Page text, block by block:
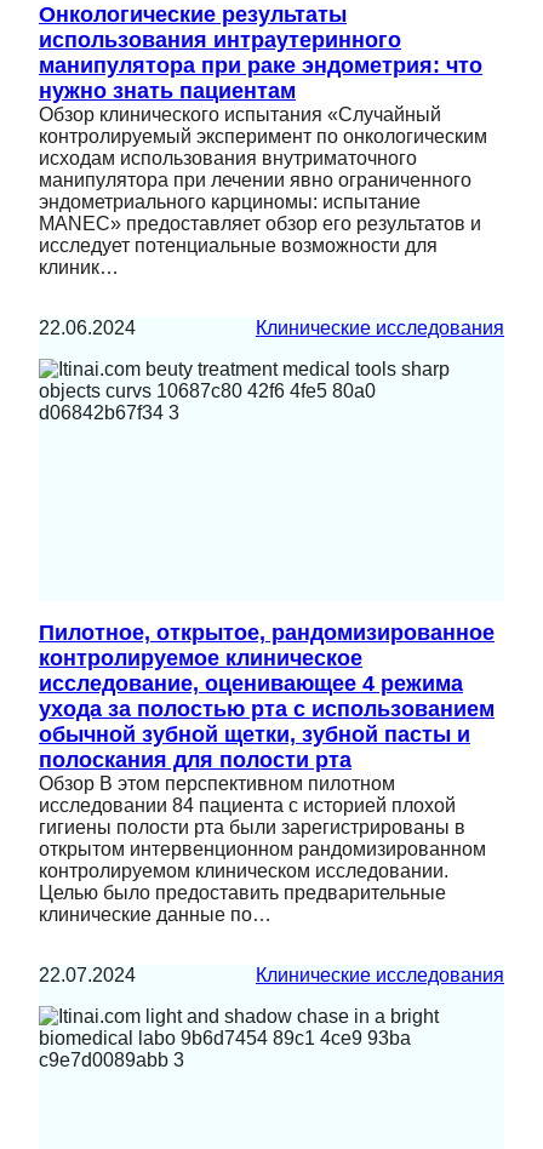
Онкологические результаты
использования интраутеринного
манипулятора при раке эндометрия: что
нужно знать пациентам
Обзор клинического испытания «Случайный
контролируемый эксперимент по онкологическим
исходам использования внутриматочного
манипулятора при лечении явно ограниченного
эндометриального карциномы: испытание
MANEC» предоставляет обзор его результатов и
исследует потенциальные возможности для
клиник…
22.06.2024 Клинические исследования
Пилотное, открытое, рандомизированное
контролируемое клиническое
исследование, оценивающее 4 режима
ухода за полостью рта с использованием
обычной зубной щетки, зубной пасты и
полоскания для полости рта
Обзор В этом перспективном пилотном
исследовании 84 пациента с историей плохой
гигиены полости рта были зарегистрированы в
открытом интервенционном рандомизированном
контролируемом клиническом исследовании.
Целью было предоставить предварительные
клинические данные по…
22.07.2024 Клинические исследования